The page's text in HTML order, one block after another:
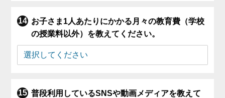
お子さま1人あたりにかかる月々の教育費（学校
の授業料以外）を教えてください。
普段利用しているSNSや動画メディアを教えて